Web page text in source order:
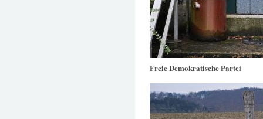
Freie Demokratische Partei